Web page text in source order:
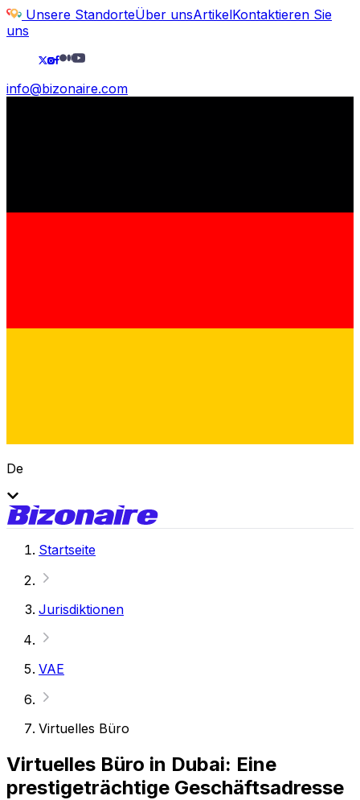
Unsere StandorteÜber unsArtikelKontaktieren Sie
uns
info@bizonaire.com
De
Startseite
Jurisdiktionen
VAE
Virtuelles Büro
Virtuelles Büro in Dubai: Eine
prestigeträchtige Geschäftsadresse